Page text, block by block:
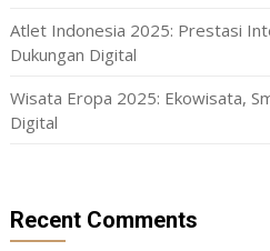
Atlet Indonesia 2025: Prestasi
Dukungan Digital
Wisata Eropa 2025: Ekowisata,
Digital
Recent Comments